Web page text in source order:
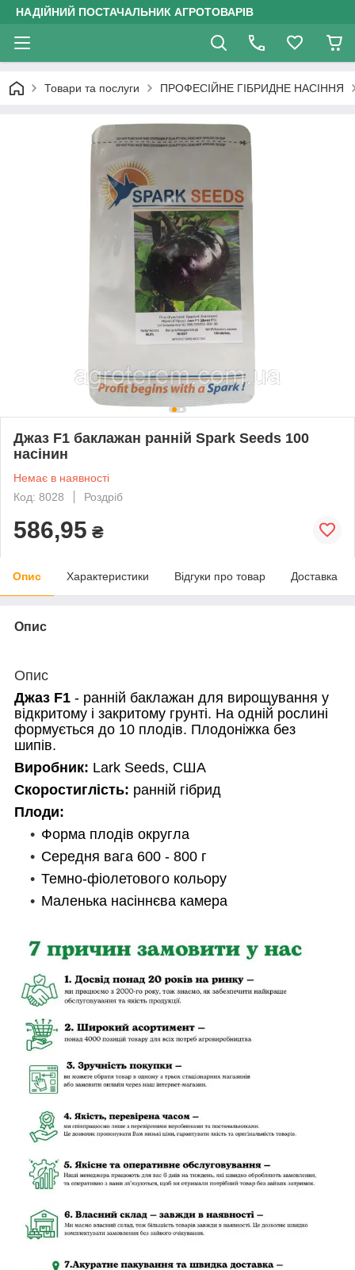
НАДІЙНИЙ ПОСТАЧАЛЬНИК АГРОТОВАРІВ
Товари та послуги ПРОФЕСІЙНЕ ГІБРИДНЕ НАСІННЯ
Джаз F1 баклажан ранній Spark Seeds 100
насінин
Немає в наявності
Код: 8028
Роздріб
586,95 ₴
Опис Характеристики Відгуки про товар Доставка
Опис
Опис
Джаз F1 - ранній баклажан для вирощування у
відкритому і закритому грунті. На одній рослині
формується до 10 плодів. Плодоніжка без
шипів.
Виробник: Lark Seeds, США
Скоростиглість: ранній гібрид
Плоди:
Форма плодів округла
Середня вага 600 - 800 г
Темно-фіолетового кольору
Маленька насіннєва камера